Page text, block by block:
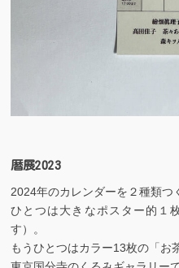
暦展2023
2024年のカレンダーを２種類つ
ひとつは大きなポスター的１
す）。
もうひとつはカラー13枚の「お